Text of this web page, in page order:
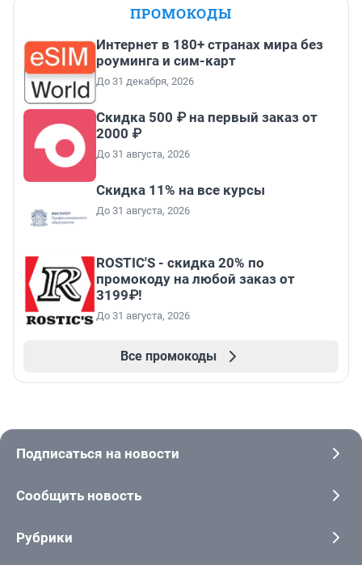
ПРОМОКОДЫ
Интернет в 180+ странах мира без
роуминга и сим-карт
До 31 декабря, 2026
Скидка 500 ₽ на первый заказ от
2000 ₽
До 31 августа, 2026
Скидка 11% на все курсы
До 31 августа, 2026
ROSTIC'S - скидка 20% по
промокоду на любой заказ от
3199₽!
До 31 августа, 2026
Все промокоды
Подписаться на новости
Сообщить новость
Рубрики